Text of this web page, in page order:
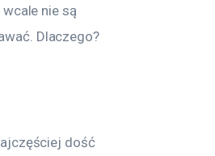
nie są
Dlaczego?
dość